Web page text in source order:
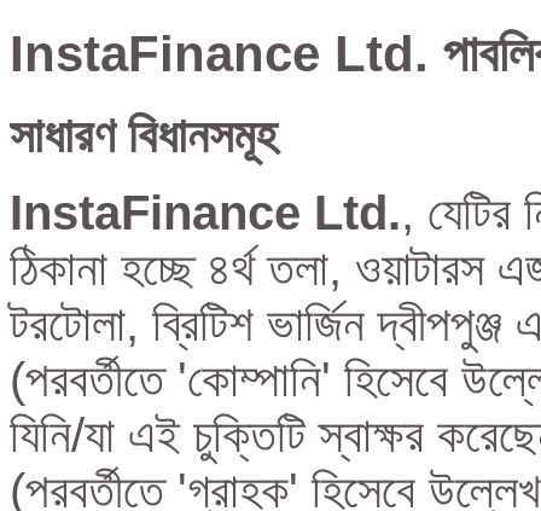
InstaFinance Ltd. পাবলিক
সাধারণ বিধানসমূহ
InstaFinance Ltd., যেটির
ঠিকানা হচ্ছে ৪র্থ তলা, ওয়াটারস
টরটোলা, ব্রিটিশ ভার্জিন
(পরবর্তীতে 'কোম্পানি' হিসেবে
যিনি/যা এই চুক্তিটি স্বাক্ষর
(পরবর্তীতে 'গ্রাহক' হিসেবে